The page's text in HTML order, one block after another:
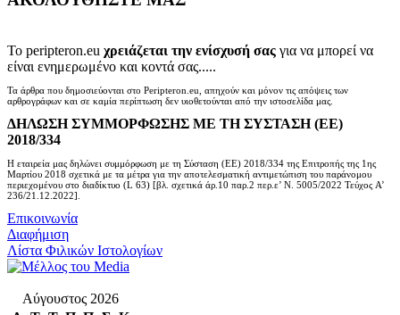
Το peripteron.eu χρειάζεται την ενίσχυσή σας για να μπορεί να
είναι ενημερωμένο και κοντά σας.....
Τα άρθρα που δημοσιεύονται στο Peripteron.eu, απηχούν και μόνον τις απόψεις των
αρθρογράφων και σε καμία περίπτωση δεν υιοθετούνται από την ιστοσελίδα μας.
ΔΗΛΩΣΗ ΣΥΜΜΟΡΦΩΣΗΣ ΜΕ ΤΗ ΣΥΣΤΑΣΗ (ΕΕ)
2018/334
Η εταιρεία μας δηλώνει συμμόρφωση με τη Σύσταση (ΕΕ) 2018/334 της Επιτροπής της 1ης
Μαρτίου 2018 σχετικά με τα μέτρα για την αποτελεσματική αντιμετώπιση του παράνομου
περιεχομένου στο διαδίκτυο (L 63) [βλ. σχετικά άρ.10 παρ.2 περ.ε’ Ν. 5005/2022 Τεύχος A’
236/21.12.2022].
Επικοινωνία
Διαφήμιση
Λίστα Φιλικών Ιστολογίων
Αύγουστος 2026